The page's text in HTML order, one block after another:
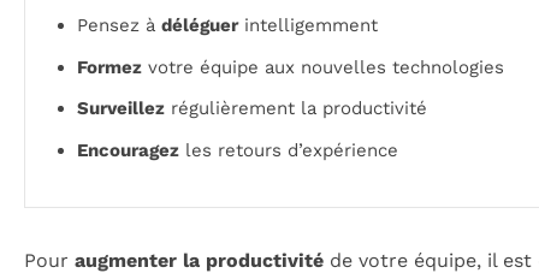
Pensez à déléguerintelligemment
Formez votre équipe aux nouvelles technologies
Surveillez régulièrement la productivité
Encouragez les retours d’expérience
Pour augmenter la productivité de votre équipe, il est